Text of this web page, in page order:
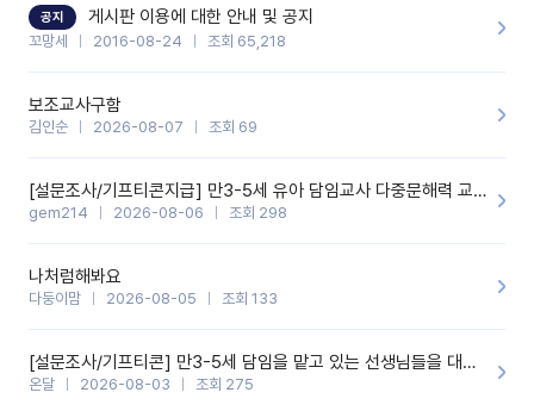
기능을 개발해 주셔서 감사합니다.
공지 게시판 이용에 대한 안내 및 공지
꼬망세 2016-08-24 조회 65,218
보조교사구함
김인순 2026-08-07 조회 69
[설문조사/기프티콘지급] 만3-5세 유아 담임교사 다중문해력 교육 증진을 위한 설문조사
gem214 2026-08-06 조회 298
나처럼해봐요
다둥이맘 2026-08-05 조회 133
[설문조사/기프티콘] 만3-5세 담임을 맡고 있는 선생님들을 대상으로 설문조사를 합니다!
온달 2026-08-03 조회 275